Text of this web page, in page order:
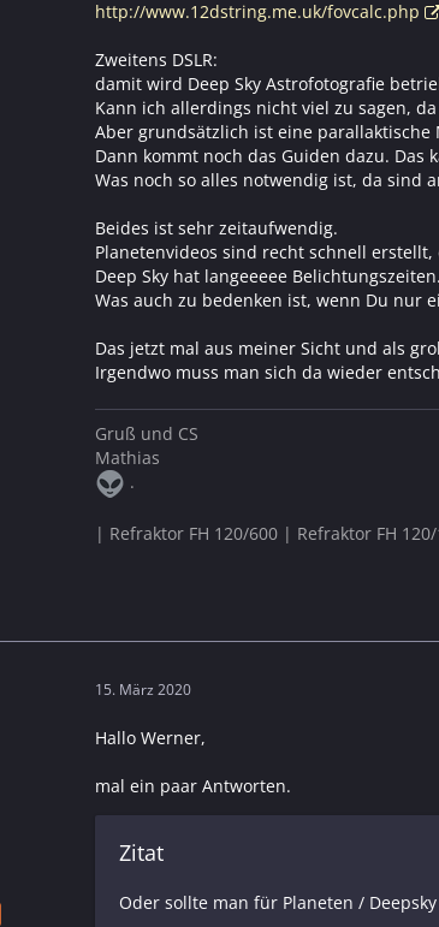
http://www.12dstring.me.uk/fovcalc.php
Zweitens DSLR:
damit wird Deep Sky Astrofotografie
Kann ich allerdings nicht viel zu sagen,
Aber grundsätzlich ist eine
Dann kommt noch das Guiden dazu.
Was noch so alles notwendig ist, da sind
Beides ist sehr zeitaufwendig.
Planetenvideos sind recht schnell
Deep Sky hat langeeeee
Was auch zu bedenken ist, wenn Du nur
Das jetzt mal aus meiner Sicht und als
Irgendwo muss man sich da wieder
Gruß und CS
Mathias
.
| Refraktor FH 120/600 | Refraktor FH
15. März 2020
Hallo Werner,
mal ein paar Antworten.
Zitat
Oder sollte man für Planeten /